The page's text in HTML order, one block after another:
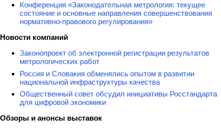
Конференция «Законодательная метрология: текущее
состояние и основные направления совершенствования
нормативно-правового регулирования»
Новости компаний
Законопроект об электронной регистрации результатов
метрологических работ
Россия и Словакия обменялись опытом в развитии
национальной инфраструктуры качества
Общественный совет обсудил инициативы Росстандарта
для цифровой экономики
Обзоры и анонсы выставок